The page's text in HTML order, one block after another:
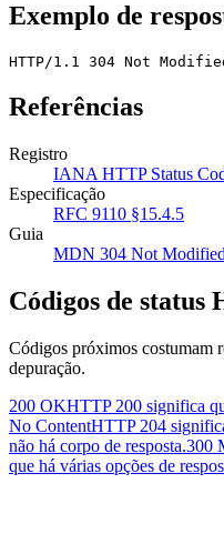
Exemplo de
HTTP/1.1 304 Not
Referências
Registro
IANA HTTP Status
Especificação
RFC 9110 §15.4.5
Guia
MDN 304 Not Modified
Códigos de status
Códigos próximos costumam
depuração.
200 OKHTTP 200 significa
No ContentHTTP 204
não há corpo de resposta.300
que há várias opções de